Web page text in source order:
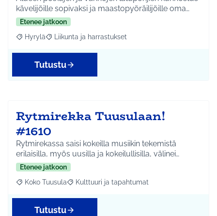
kävelijöille sopivaksi ja maastopyöräilijöille oma…
Etenee jatkoon
Rajaa tulokset aihepiirin mukaan: Hyrylä
Hyrylä Rajaa tulokset teeman mukaan: Liikunta ja
Liikunta ja harrastukset
Tutustu
Rytmirekka Tuusulaan!
#1610
Rytmirekassa saisi kokeilla musiikin tekemistä
erilaisilla, myös uusilla ja kokeilullisilla, välinei…
Etenee jatkoon
Rajaa tulokset aihepiirin mukaan: Koko Tuusula
Koko Tuusula Rajaa tulokset teeman mukaan: Kulttuuri ja
Kulttuuri ja tapahtumat
Tutustu